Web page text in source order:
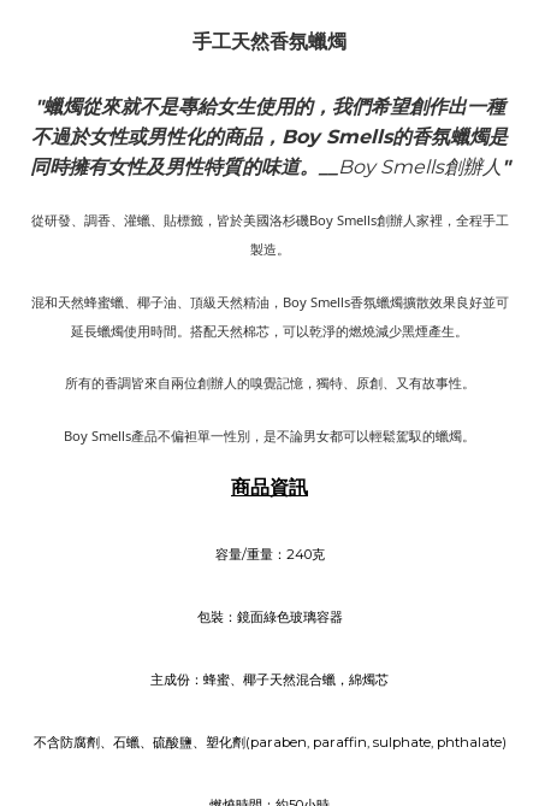
手工天然香氛蠟燭
"蠟燭從來就不是專給女生使用的， 我們希望創作出一種
不過於女性或男性化的商品，Boy Smells的香氛蠟燭是
同時擁有女性及男性特質的味道。
Boy Smells創辦人 "
從研發、調香、灌蠟、貼標籤，皆於美國洛杉磯Boy Smells創辦人家裡，全程手工
製造。
混和天然蜂蜜蠟、椰子油、頂級天然精油，Boy Smells香氛蠟燭擴散效果良好並可
延長蠟燭使用時間。搭配天然棉芯，可以乾淨的燃燒減少黑煙產生。
所有的香調皆來自兩位創辦人的嗅覺記憶，獨特、原創、又有故事性。
Boy Smells產品不偏袒單一性別，是不論男女都可以輕鬆駕馭的蠟燭。
商品資訊
容量/重量： 240克
包裝：鏡面綠色玻璃容器
主成份：蜂蜜、椰子天然混合蠟，綿燭芯
不含防腐劑、石蠟、硫酸鹽、塑化劑(paraben, paraffin, sulphate, phthalate)